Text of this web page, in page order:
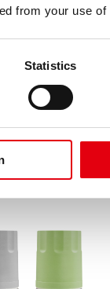
from your use
Statistics